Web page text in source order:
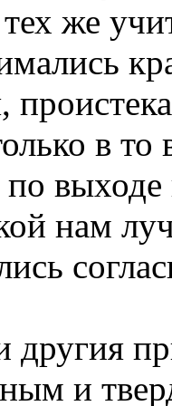
же
в
нам
другия
и